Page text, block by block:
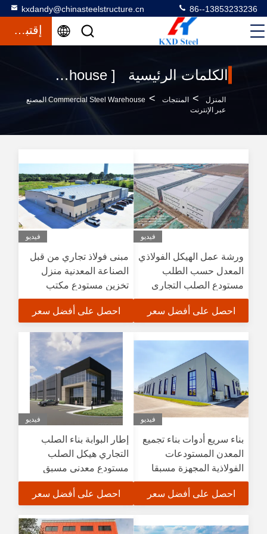
kxdandy@chinasteelstructure.cn 86--13853233236
إقتباس
الكلمات الرئيسية [ commercial steel warehouse ] المباراة 120 المنتجات
المنزل > المنتجات >
Commercial Steel Warehouse المصنع
عبر الإنترنت
فيديو
ورشة عمل الهيكل الفولاذي
المعدل حسب الطلب
مستودع الصلب التجاري
المعتمد CE
احصل على أفضل سعر
فيديو
مبنى فولاذ تجاري من قبل
الصناعة المعدنية منزل
تخزين مستودع مكتب
احصل على أفضل سعر
فيديو
بناء سريع أدوات بناء تجميع
المعدن المستودعات
الفولاذية المجهزة مسبقا
احصل على أفضل سعر
فيديو
إطار البوابة بناء الصلب
التجاري هيكل الصلب
مستودع معدني مسبق
الصنع
احصل على أفضل سعر